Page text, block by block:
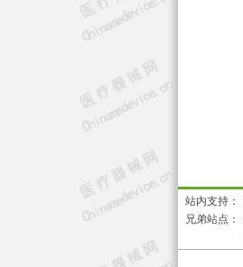
站内支持：
兄弟站点：